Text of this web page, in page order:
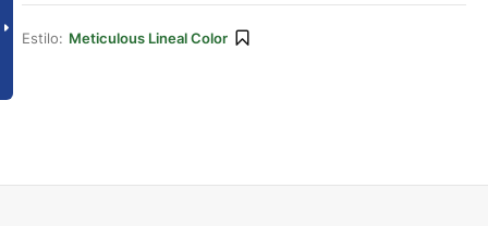
Estilo: Meticulous Lineal Color